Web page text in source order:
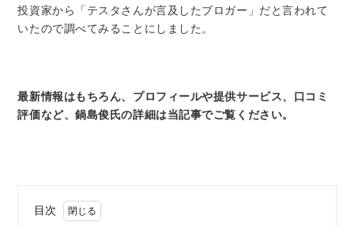
投資家から「テスタさんが言及したブロガー」だと言われて
いたので調べてみることにしました。
最新情報はもちろん、プロフィールや提供サービス、口コミ
評価など、鍋島俊氏の詳細は当記事でご覧ください。
目次